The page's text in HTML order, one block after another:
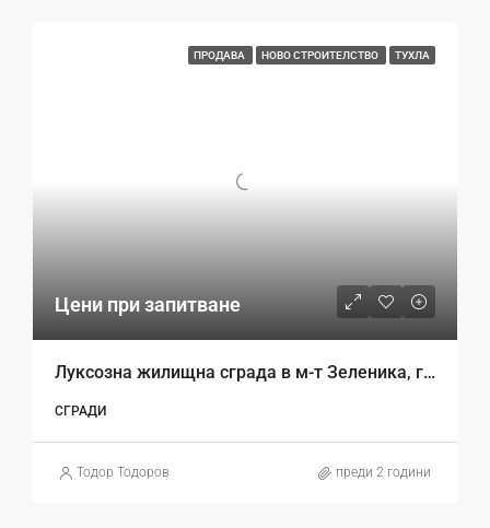
ПРОДАВА НОВО СТРОИТЕЛСТВО ТУХЛА
Цени при запитване
Луксозна жилищна сграда в м-т Зеленика, гр. Варна
СГРАДИ
Тодор Тодоров преди 2 години